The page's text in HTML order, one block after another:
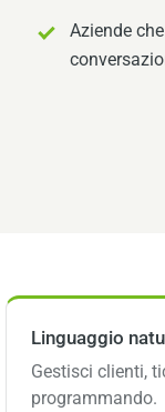
Aziende
Linguaggio
Gestisci clienti,
programmando.